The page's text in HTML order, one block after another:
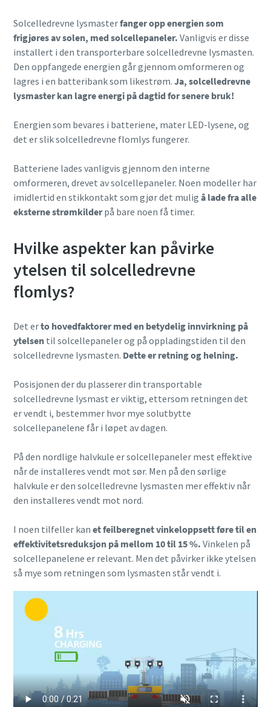
Solcelledrevne lysmasterfanger opp energien som
frigjøres av solen, med solcellepaneler. Vanligvis er disse
installert i den transporterbare solcelledrevne lysmasten.
Den oppfangede energien går gjennom omformeren og
lagres i en batteribank som likestrøm. Ja, solcelledrevne
lysmaster kan lagre energi på dagtid for senere bruk!
Energien som bevares i batteriene, mater LED-lysene, og
det er slik solcelledrevne flomlys fungerer.
Batteriene lades vanligvis gjennom den interne
omformeren, drevet av solcellepaneler. Noen modeller har
imidlertid en stikkontakt som gjør det mulig å lade fra alle
eksterne strømkilderpå bare noen få timer.
Hvilke aspekter kan påvirke
ytelsen til solcelledrevne
flomlys?
Det erto hovedfaktorer med en betydelig innvirkning på
ytelsentil solcellepaneler og på oppladingstiden til den
solcelledrevne lysmasten. Dette er retning og helning.
Posisjonen der du plasserer din transportable
solcelledrevne lysmast er viktig, ettersom retningen det
er vendt i, bestemmer hvor mye solutbytte
solcellepanelene får i løpet av dagen.
På den nordlige halvkule er solcellepaneler mest effektive
når de installeres vendt mot sør. Men på den sørlige
halvkule er den solcelledrevne lysmasten mer effektiv når
den installeres vendt mot nord.
I noen tilfeller kan et feilberegnet vinkeloppsett føre til en
effektivitetsreduksjon på mellom 10 til 15 %. Vinkelen på
solcellepanelene er relevant. Men det påvirker ikke ytelsen
så mye som retningen som lysmasten står vendt i.